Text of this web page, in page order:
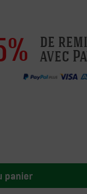
de
avec
panier